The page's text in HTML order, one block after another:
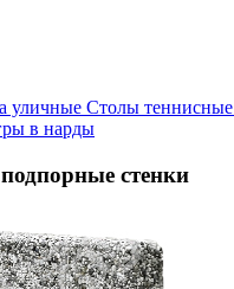
уличные Cтолы теннисные
в нарды
стенки